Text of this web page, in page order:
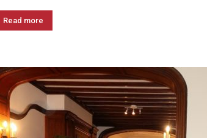
Read more